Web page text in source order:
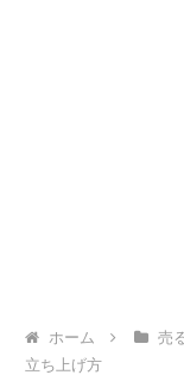
ホーム 売
立ち上げ方